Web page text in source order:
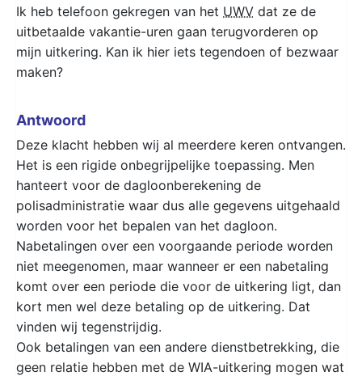
Ik heb telefoon gekregen van het UWV dat ze de
uitbetaalde vakantie-uren gaan terugvorderen op
mijn uitkering. Kan ik hier iets tegendoen of bezwaar
maken?
Antwoord
Deze klacht hebben wij al meerdere keren ontvangen.
Het is een rigide onbegrijpelijke toepassing. Men
hanteert voor de dagloonberekening de
polisadministratie waar dus alle gegevens uitgehaald
worden voor het bepalen van het dagloon.
Nabetalingen over een voorgaande periode worden
niet meegenomen, maar wanneer er een nabetaling
komt over een periode die voor de uitkering ligt, dan
kort men wel deze betaling op de uitkering. Dat
vinden wij tegenstrijdig.
Ook betalingen van een andere dienstbetrekking, die
geen relatie hebben met de WIA-uitkering mogen wat